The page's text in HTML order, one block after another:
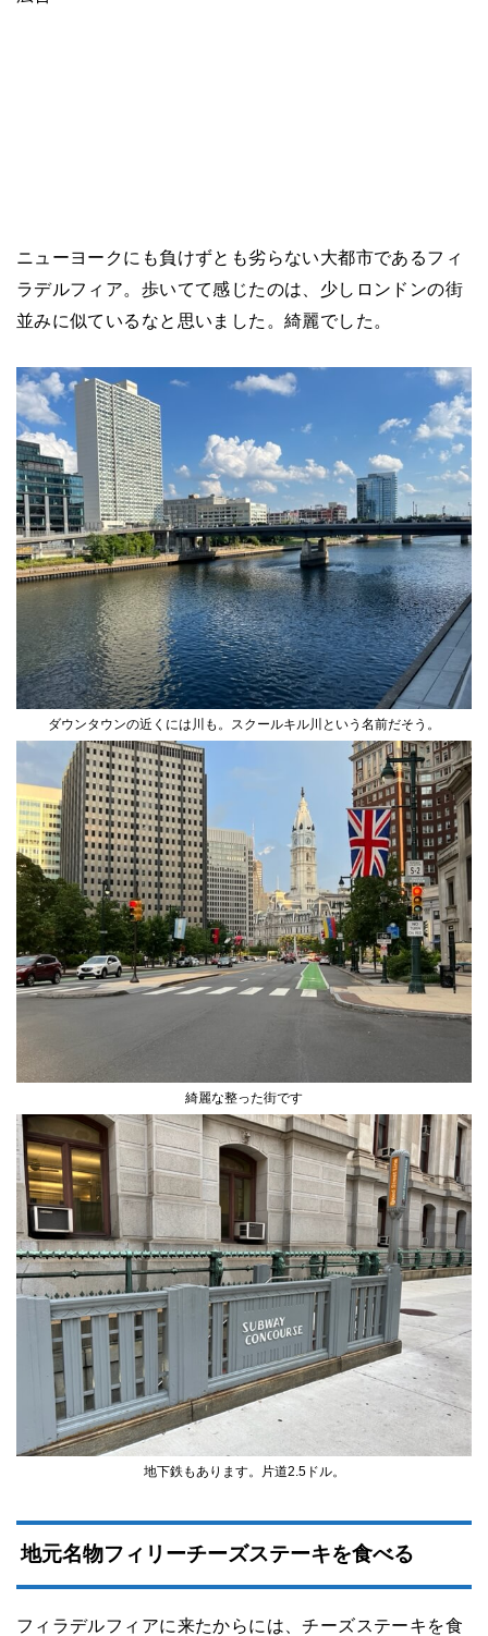
ニューヨークにも負けずとも劣らない大都市であるフィ
ラデルフィア。歩いてて感じたのは、少しロンドンの街
並みに似ているなと思いました。綺麗でした。
ダウンタウンの近くには川も。スクールキル川という名前だそう。
綺麗な整った街です
地下鉄もあります。片道2.5ドル。
地元名物フィリーチーズステーキを食べる
フィラデルフィアに来たからには、チーズステーキを食